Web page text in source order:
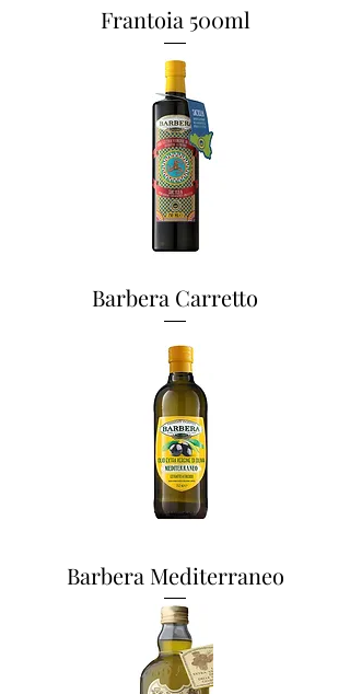
Frantoia 500ml
Barbera Carretto
Barbera Mediterraneo